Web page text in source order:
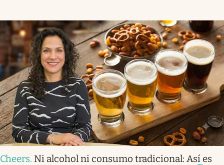
Cheers. Ni alcohol ni consumo tradicional: Así es